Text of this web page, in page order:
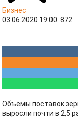
Бизнес
03.06.2020 19:00 872
Объёмы поставок
выросли почти в 2,5